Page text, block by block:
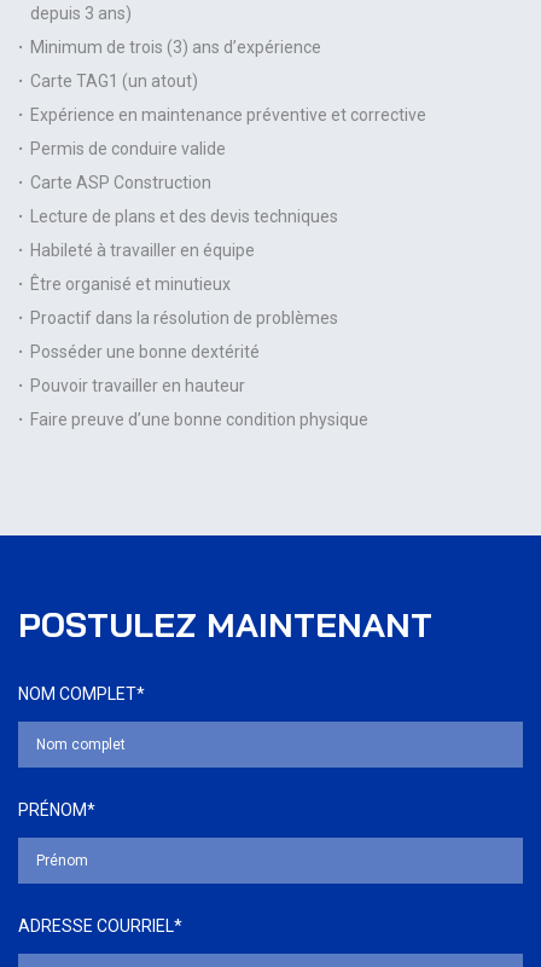
depuis 3 ans)
Minimum de trois (3) ans d’expérience
Carte TAG1 (un atout)
Expérience en maintenance préventive et corrective
Permis de conduire valide
Carte ASP Construction
Lecture de plans et des devis techniques
Habileté à travailler en équipe
Être organisé et minutieux
Proactif dans la résolution de problèmes
Posséder une bonne dextérité
Pouvoir travailler en hauteur
Faire preuve d’une bonne condition physique
POSTULEZ MAINTENANT
NOM COMPLET*
PRÉNOM*
ADRESSE COURRIEL*